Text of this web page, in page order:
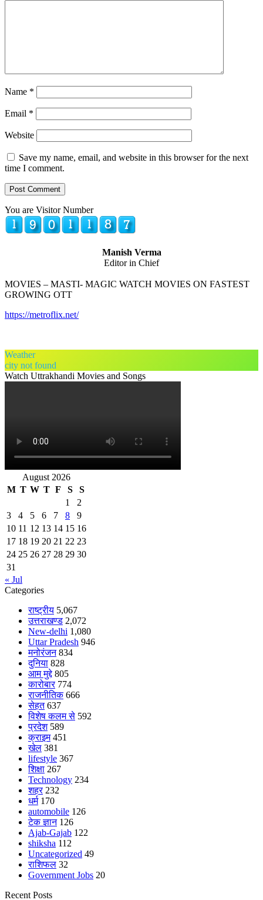
Name *
Email *
Website
Save my name, email, and website in this browser for the next
time I comment.
You are Visitor Number
Manish Verma
Editor in Chief
MOVIES – MASTI- MAGIC WATCH MOVIES ON FASTEST
GROWING OTT
https://metroflix.net/
Weather
city not found
Watch Uttrakhandi Movies and Songs
August 2026
M T W T F S
S
1
2
3
4 5 6 7 8
9
10 11 12 13 14 15 16
17 18 19 20 21 22 23
24 25 26 27 28 29 30
31
« Jul
Categories
राष्ट्रीय 5,067
उत्तराखण्ड 2,072
New-delhi 1,080
Uttar Pradesh 946
मनोरंजन 834
दुनिया 828
आम मुद्दे 805
कारोबार 774
राजनीतिक 666
सेहत 637
विशेष कलम से 592
प्रदेश 589
क्राइम 451
खेल 381
lifestyle 367
शिक्षा 267
Technology 234
शहर 232
धर्म 170
automobile 126
टेक ज्ञान 126
Ajab-Gajab 122
shiksha 112
Uncategorized 49
राशिफल 32
Government Jobs 20
Recent Posts